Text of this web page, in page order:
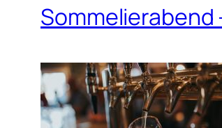
Sommelierabend